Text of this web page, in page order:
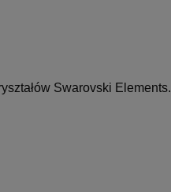
Swarovski Elements.